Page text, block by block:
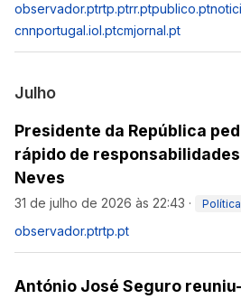
observador.ptrtp.ptrr.ptpublico.pt
cnnportugal.iol.ptcmjornal.pt
Julho
Presidente da República
rápido de
Neves
31 de julho de 2026 às 22:43 · Política
observador.ptrtp.pt
António José Seguro